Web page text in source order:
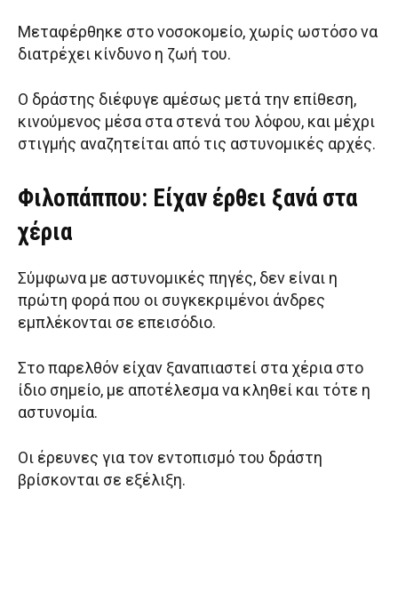
Μεταφέρθηκε στο νοσοκομείο, χωρίς ωστόσο να
διατρέχει κίνδυνο η ζωή του.
Ο δράστης διέφυγε αμέσως μετά την επίθεση,
κινούμενος μέσα στα στενά του λόφου, και μέχρι
στιγμής αναζητείται από τις αστυνομικές αρχές.
Φιλοπάππου: Είχαν έρθει ξανά στα
χέρια
Σύμφωνα με αστυνομικές πηγές, δεν είναι η
πρώτη φορά που οι συγκεκριμένοι άνδρες
εμπλέκονται σε επεισόδιο.
Στο παρελθόν είχαν ξαναπιαστεί στα χέρια στο
ίδιο σημείο, με αποτέλεσμα να κληθεί και τότε η
αστυνομία.
Οι έρευνες για τον εντοπισμό του δράστη
βρίσκονται σε εξέλιξη.